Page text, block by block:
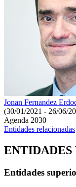
Jonan Fernandez
(30/01/2021 - 26/06/
Agenda 2030
Entidades relacionadas
Entidades